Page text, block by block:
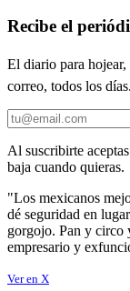
Recibe el
El diario para
correo, todos los
Al suscribirte
baja cuando quieras.
"Los mexicanos
dé seguridad en
gorgojo. Pan y circo
empresario y
Ver en X